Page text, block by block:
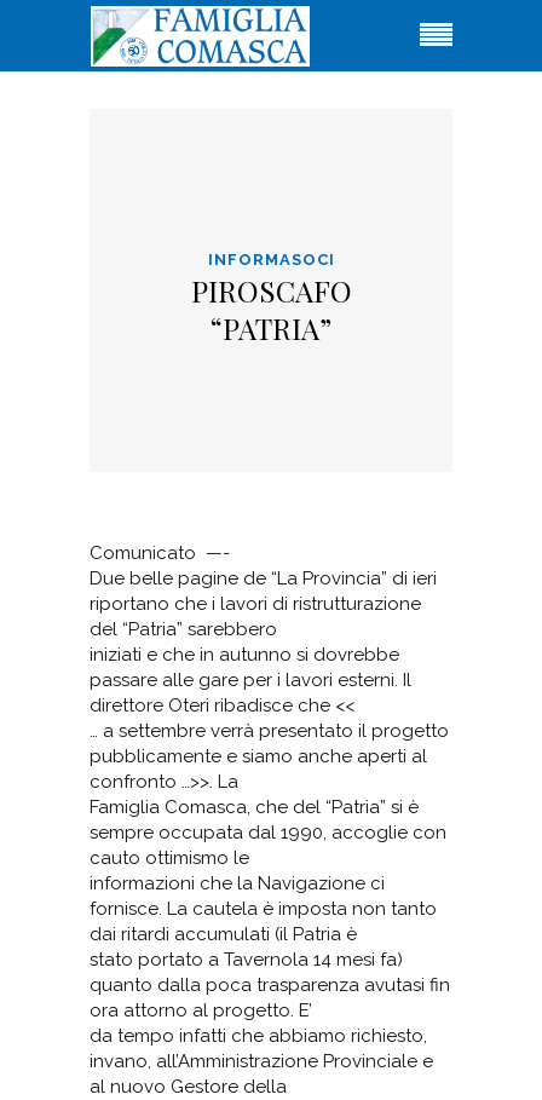
INFORMASOCI
PIROSCAFO
“PATRIA”
Comunicato —-
Due belle pagine de “La Provincia” di ieri
riportano che i lavori di ristrutturazione
del “Patria” sarebbero
iniziati e che in autunno si dovrebbe
passare alle gare per i lavori esterni. Il
direttore Oteri ribadisce che <<
… a settembre verrà presentato il progetto
pubblicamente e siamo anche aperti al
confronto …>>. La
Famiglia Comasca, che del “Patria” si è
sempre occupata dal 1990, accoglie con
cauto ottimismo le
informazioni che la Navigazione ci
fornisce. La cautela è imposta non tanto
dai ritardi accumulati (il Patria è
stato portato a Tavernola 14 mesi fa)
quanto dalla poca trasparenza avutasi fin
ora attorno al progetto. E’
da tempo infatti che abbiamo richiesto,
invano, all’Amministrazione Provinciale e
al nuovo Gestore della